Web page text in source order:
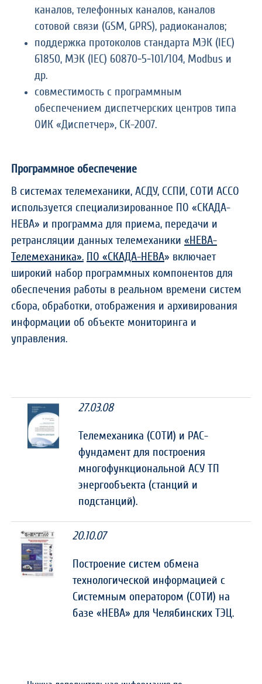
каналов, телефонных каналов, каналов
сотовой связи (GSM, GPRS), радиоканалов;
поддержка протоколов стандарта МЭК (IEC)
61850, МЭК (IEC) 60870‑5‑101/104, Modbus и
др.
совместимость с программным
обеспечением диспетчерских центров типа
ОИК «Диспетчер», СК-2007.
Программное обеспечение
В системах телемеханики, АСДУ, ССПИ, СОТИ АССО
используется специализированное ПО «СКАДА-
НЕВА» и программа для приема, передачи и
ретрансляции данных телемеханики «НЕВА-
Телемеханика». ПО «СКАДА-НЕВА» включает
широкий набор программных компонентов для
обеспечения работы в реальном времени систем
сбора, обработки, отображения и архивирования
информации об объекте мониторинга и
управления.
27.03.08
Телемеханика (СОТИ) и РАС-
фундамент для построения
многофункциональной АСУ ТП
энергообъекта (станций и
подстанций).
20.10.07
Построение систем обмена
технологической информацией с
Системным оператором (СОТИ) на
базе «НЕВА» для Челябинских ТЭЦ.